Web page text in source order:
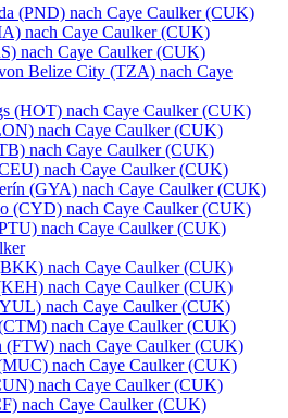
(PND) nach Caye Caulker (CUK)
nach Caye Caulker (CUK)
nach Caye Caulker (CUK)
Belize City (TZA) nach Caye
(HOT) nach Caye Caulker (CUK)
nach Caye Caulker (CUK)
nach Caye Caulker (CUK)
nach Caye Caulker (CUK)
(GYA) nach Caye Caulker (CUK)
(CYD) nach Caye Caulker (CUK)
nach Caye Caulker (CUK)
nach Caye Caulker (CUK)
nach Caye Caulker (CUK)
nach Caye Caulker (CUK)
nach Caye Caulker (CUK)
(FTW) nach Caye Caulker (CUK)
nach Caye Caulker (CUK)
nach Caye Caulker (CUK)
nach Caye Caulker (CUK)